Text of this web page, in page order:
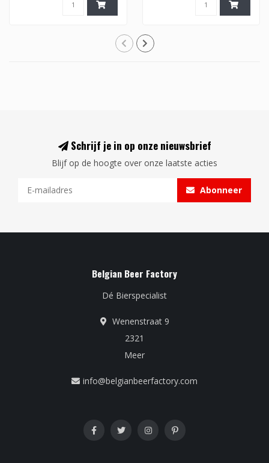
Schrijf je in op onze nieuwsbrief
Blijf op de hoogte over onze laatste acties
Abonneer
Belgian Beer Factory
Dé Bierspecialist
Wenenstraat 9
2321
Meer
info@belgianbeerfactory.com